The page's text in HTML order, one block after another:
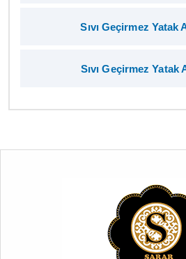
Sıvı Geçirmez Yatak
Sıvı Geçirmez Yatak